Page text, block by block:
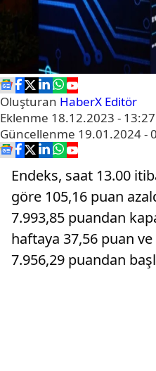
Oluşturan HaberX Editör
Eklenme 18.12.2023 - 13:27
Güncellenme 19.01.2024 -
Endeks, saat 13.00
göre 105,16 puan
7.993,85 puandan
haftaya 37,56 puan ve
7.956,29 puandan